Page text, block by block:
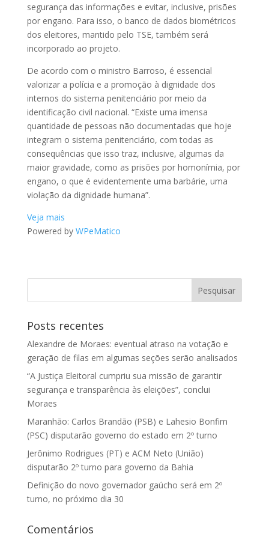
segurança das informações e evitar, inclusive, prisões
por engano. Para isso, o banco de dados biométricos
dos eleitores, mantido pelo TSE, também será
incorporado ao projeto.
De acordo com o ministro Barroso, é essencial
valorizar a polícia e a promoção à dignidade dos
internos do sistema penitenciário por meio da
identificação civil nacional. “Existe uma imensa
quantidade de pessoas não documentadas que hoje
integram o sistema penitenciário, com todas as
consequências que isso traz, inclusive, algumas da
maior gravidade, como as prisões por homonímia, por
engano, o que é evidentemente uma barbárie, uma
violação da dignidade humana”.
Veja mais
Powered by WPeMatico
Posts recentes
Alexandre de Moraes: eventual atraso na votação e
geração de filas em algumas seções serão analisados
“A Justiça Eleitoral cumpriu sua missão de garantir
segurança e transparência às eleições”, conclui
Moraes
Maranhão: Carlos Brandão (PSB) e Lahesio Bonfim
(PSC) disputarão governo do estado em 2º turno
Jerônimo Rodrigues (PT) e ACM Neto (União)
disputarão 2º turno para governo da Bahia
Definição do novo governador gaúcho será em 2º
turno, no próximo dia 30
Comentários